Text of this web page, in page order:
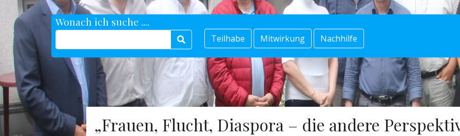
Wonach ich suche ....
Teilhabe Mitwirkung Nachhilfe
„Frauen, Flucht, Diaspora – die andere